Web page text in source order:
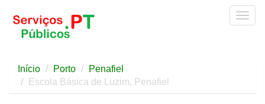
Início Porto
Penafiel
Escola Básica de Luzim, Penafiel